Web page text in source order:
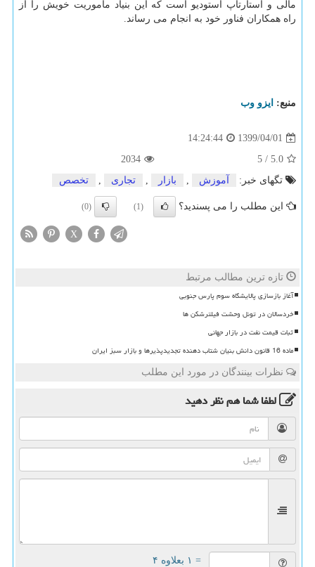
مالی و استارتاپ استودیو است که این بنیاد مأموریت خویش را از
راه همکاران فناور خود به انجام می رساند.
منبع: ایزو وب
1399/04/01
14:24:44
5.0
/
5
2034
تگهای خبر:
آموزش , بازار , تجاری , تخصص
این مطلب را می پسندید؟ (1)
(0)
X
تازه ترین مطالب مرتبط
آغاز بازسازی پالایشگاه سوم پارس جنوبی
خردسالان در تونل وحشت فیلترشکن ها
ثبات قیمت نفت در بازار جهانی
ماده 16 قانون دانش بنیان شتاب دهنده تجدیدپذیرها و بازار سبز ایران
نظرات بینندگان در مورد این مطلب
لطفا شما همنظر دهید
= ۱ بعلاوه ۴